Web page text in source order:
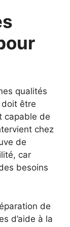
qualités
doit être
capable de
chez
de
car
besoins
de
d’aide à la